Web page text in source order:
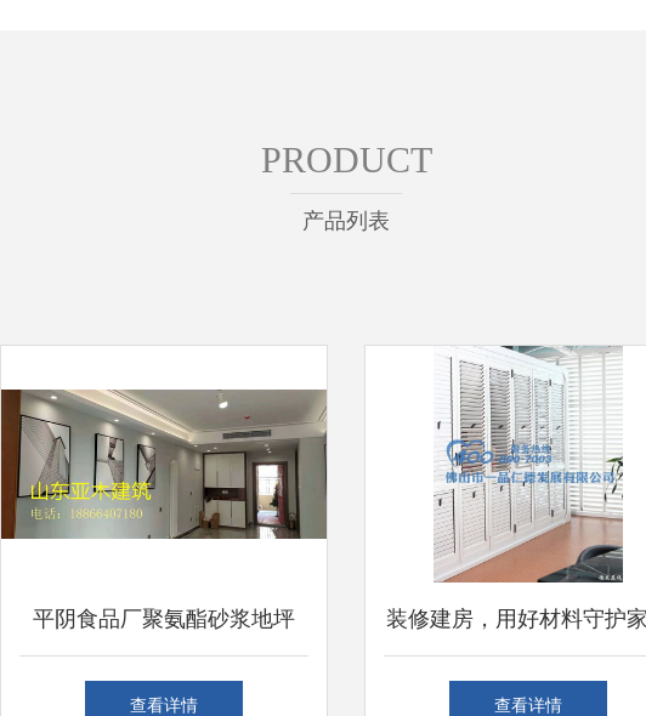
PRODUCT
产品列表
平阴食品厂聚氨酯砂浆地坪
耐高温性能与建筑建材的创新
查看详情
装修建房，用好材料守护
和谐
查看详情